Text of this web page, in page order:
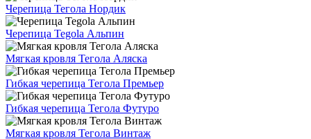
Черепица Тегола Нордик
Черепица Tegola Альпин
Мягкая кровля Тегола Аляска
Гибкая черепица Тегола Премьер
Гибкая черепица Тегола Футуро
Мягкая кровля Тегола Винтаж